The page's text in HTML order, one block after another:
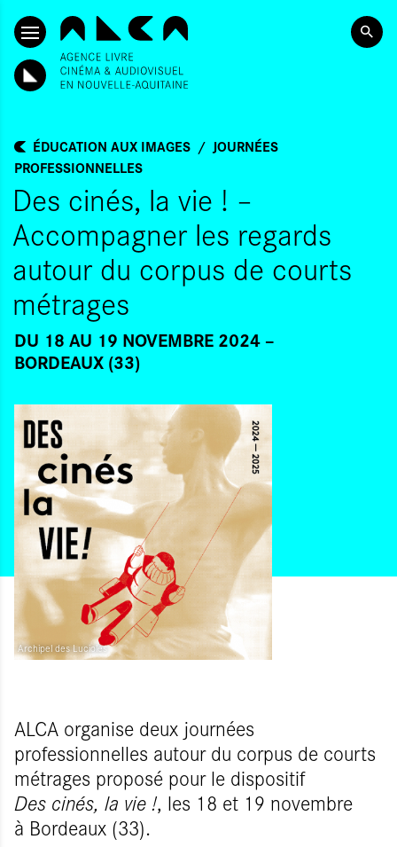
ALLER AU CONTENU PRINCIPAL
ÉDUCATION AUX IMAGES
JOURNÉES
PROFESSIONNELLES
Des cinés, la vie ! –
Accompagner les regards
autour du corpus de courts
métrages
DU 18 AU 19 NOVEMBRE 2024
BORDEAUX (33)
Archipel des Lucioles
ALCA organise deux journées
professionnelles autour du corpus de courts
métrages proposé pour le dispositif
Des cinés, la vie !, les 18 et 19 novembre
à Bordeaux (33).